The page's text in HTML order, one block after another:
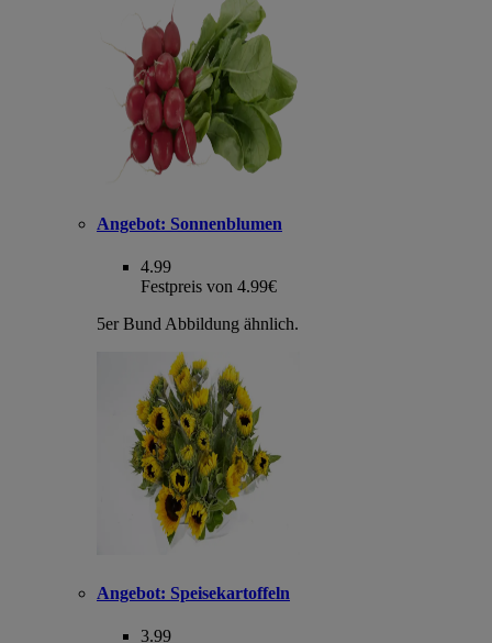
Angebot: Sonnenblumen
4.99
Festpreis von 4.99€
5er Bund Abbildung ähnlich.
Angebot: Speisekartoffeln
3.99